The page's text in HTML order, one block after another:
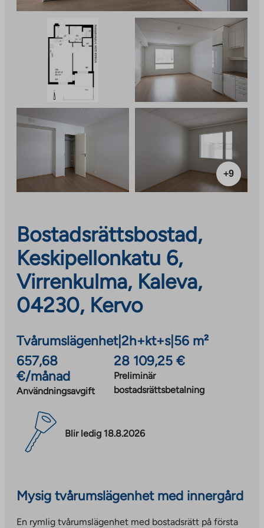
+9
Bostadsrättsbostad,
Keskipellonkatu 6,
Virrenkulma, Kaleva,
04230, Kervo
Tvårumslägenhet|2h+kt+s| 56 m²
657,68
€/månad
Användningsavgift
28 109,25 €
Preliminär
bostadsrättsbetalning
Blir ledig 18.8.2026
Mysig tvårumslägenhet med innergård
En rymlig tvårumslägenhet med bostadsrätt på första